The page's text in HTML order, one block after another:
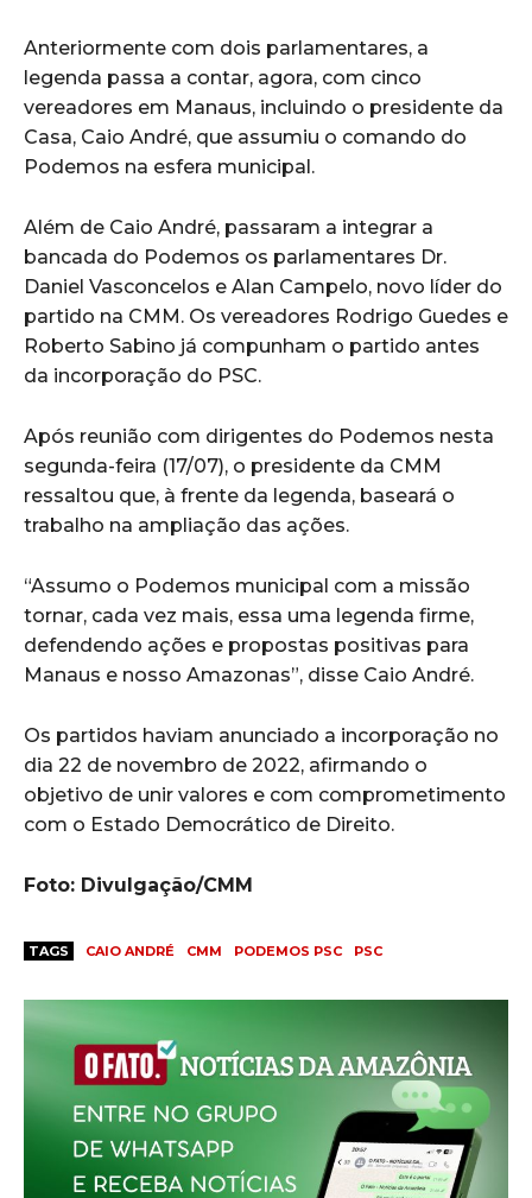
Anteriormente com dois parlamentares, a
legenda passa a contar, agora, com cinco
vereadores em Manaus, incluindo o presidente da
Casa, Caio André, que assumiu o comando do
Podemos na esfera municipal.
Além de Caio André, passaram a integrar a
bancada do Podemos os parlamentares Dr.
Daniel Vasconcelos e Alan Campelo, novo líder do
partido na CMM. Os vereadores Rodrigo Guedes e
Roberto Sabino já compunham o partido antes
da incorporação do PSC.
Após reunião com dirigentes do Podemos nesta
segunda-feira (17/07), o presidente da CMM
ressaltou que, à frente da legenda, baseará o
trabalho na ampliação das ações.
“Assumo o Podemos municipal com a missão
tornar, cada vez mais, essa uma legenda firme,
defendendo ações e propostas positivas para
Manaus e nosso Amazonas”, disse Caio André.
Os partidos haviam anunciado a incorporação no
dia 22 de novembro de 2022, afirmando o
objetivo de unir valores e com comprometimento
com o Estado Democrático de Direito.
Foto: Divulgação/CMM
TAGS CAIO ANDRÉ CMM PODEMOS PSC PSC